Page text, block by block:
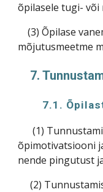
õpilasele tugi- või
(3) Õpilase
mõjutusmeetme
7.
7.1.
(1)
õpimotivatsiooni
nende pingutust
(2)